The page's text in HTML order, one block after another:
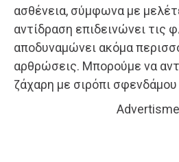
ασθένεια, σύμφωνα με
αντίδραση επιδεινώνει τις
αποδυναμώνει ακόμα
αρθρώσεις. Μπορούμε να
ζάχαρη με σιρόπι σφενδάμου